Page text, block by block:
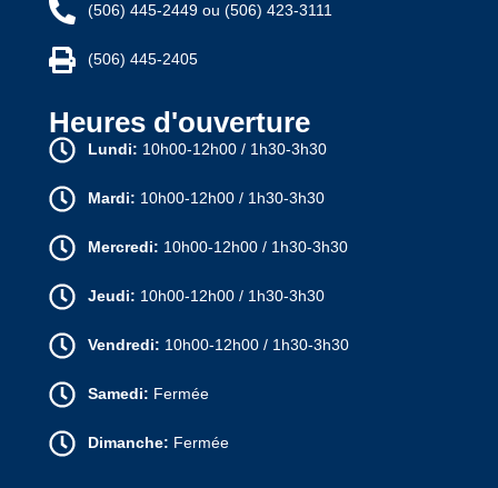
(506) 445-2449 ou (506) 423-3111
(506) 445-2405
Heures d'ouverture
Lundi: 10h00-12h00 / 1h30-3h30
Mardi: 10h00-12h00 / 1h30-3h30
Mercredi: 10h00-12h00 / 1h30-3h30
Jeudi: 10h00-12h00 / 1h30-3h30
Vendredi: 10h00-12h00 / 1h30-3h30
Samedi: Fermée
Dimanche: Fermée